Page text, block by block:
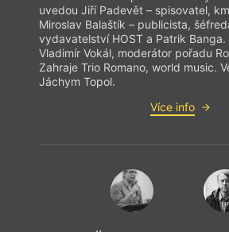
zbláznění(1991),V úterý bude
(1994),Anděl(1995),Trnová dívka
práce(2001), Kloktat dehet(2005),
sovětských hrdinů(2007),
Citlivý člověk(2017).
uvedou Jiří Padevět – spisovatel,
Miroslav Balaštík – publicista,
vydavatelství HOST a Patrik Banga.
Vladimír Vokál, moderátor pořadu
Zahraje Trio Romano, world music.
Jáchym Topol.
Více info